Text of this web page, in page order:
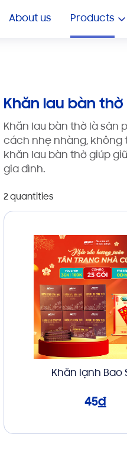
About us Products
Khăn lau bàn thờ
Khăn lau bàn thờ là sản
cách nhẹ nhàng, không
khăn lau bàn thờ giúp
gia đình.
2 quantities
Khăn lạnh Bao
45đ